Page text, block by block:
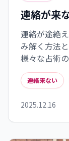
連絡が来
連絡が途絶
み解く方法
様々な占術
の整理効果
ポイントま
を紹介してい
連絡来ない
2025.12.16